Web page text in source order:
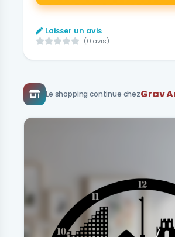
Laisser un avis
(0 avis)
Le shopping continue chezGrav